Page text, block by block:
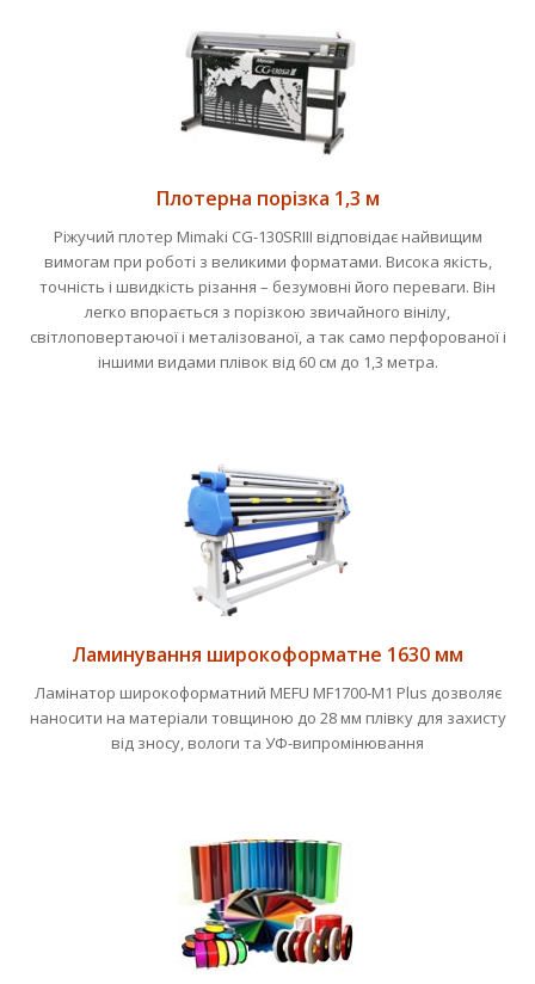
Плотерна порізка 1,3 м
Ріжучий плотер Mimaki CG-130SRIII відповідає найвищим
вимогам при роботі з великими форматами. Висока якість,
точність і швидкість різання – безумовні його переваги. Він
легко впорається з порізкою звичайного вінілу,
світлоповертаючої і металізованої, а так само перфорованої і
іншими видами плівок від 60 см до 1,3 метра.
Ламинування широкоформатне 1630 мм
Ламінатор широкоформатний MEFU MF1700-M1 Plus дозволяє
наносити на матеріали товщиною до 28 мм плівку для захисту
від зносу, вологи та УФ-випромінювання